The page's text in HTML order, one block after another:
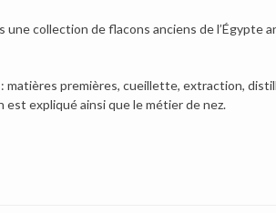
collection de flacons anciens de l’Égypte
matières premières, cueillette, extraction,
expliqué ainsi que le métier de nez.